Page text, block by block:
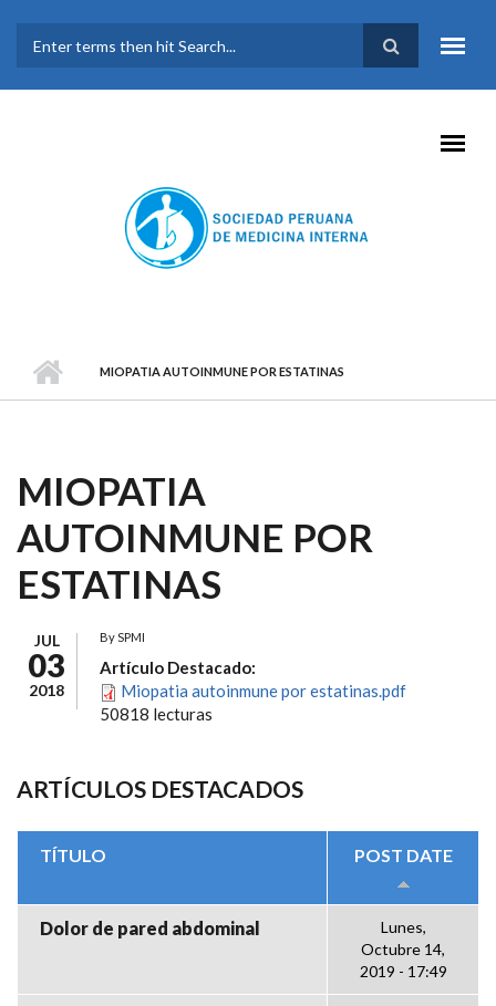
FORMULARIO DE
BÚSQUEDA
MIOPATIA AUTOINMUNE POR ESTATINAS
MIOPATIA
AUTOINMUNE POR
ESTATINAS
JUL
03
2018
BySPMI
Artículo Destacado:
Miopatia autoinmune por estatinas.pdf
50818 lecturas
ARTÍCULOS DESTACADOS
TÍTULO POST DATE
Dolor de pared abdominal
Lunes,
Octubre 14,
2019 - 17:49